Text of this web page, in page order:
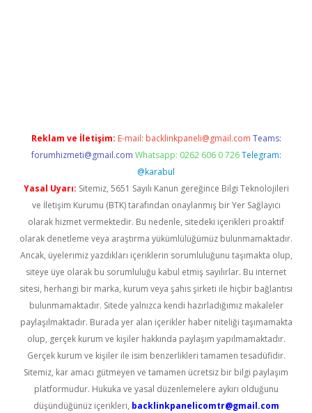
Reklam ve İletişim: E-mail: backlinkpaneli@gmail.com Teams:
forumhizmeti@gmail.com Whatsapp: 0262 606 0 726 Telegram:
@karabul
Yasal Uyarı: Sitemiz, 5651 Sayılı Kanun gereğince Bilgi Teknolojileri
ve İletişim Kurumu (BTK) tarafından onaylanmış bir Yer Sağlayıcı
olarak hizmet vermektedir. Bu nedenle, sitedeki içerikleri proaktif
olarak denetleme veya araştırma yükümlülüğümüz bulunmamaktadır.
Ancak, üyelerimiz yazdıkları içeriklerin sorumluluğunu taşımakta olup,
siteye üye olarak bu sorumluluğu kabul etmiş sayılırlar. Bu internet
sitesi, herhangi bir marka, kurum veya şahıs şirketi ile hiçbir bağlantısı
bulunmamaktadır. Sitede yalnızca kendi hazırladığımız makaleler
paylaşılmaktadır. Burada yer alan içerikler haber niteliği taşımamakta
olup, gerçek kurum ve kişiler hakkında paylaşım yapılmamaktadır.
Gerçek kurum ve kişiler ile isim benzerlikleri tamamen tesadüfidir.
Sitemiz, kar amacı gütmeyen ve tamamen ücretsiz bir bilgi paylaşım
platformudur. Hukuka ve yasal düzenlemelere aykırı olduğunu
düşündüğünüz içerikleri, backlinkpanelicomtr@gmail.com